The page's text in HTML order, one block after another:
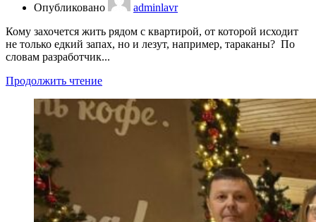
Опубликовано
adminlavr
Кому захочется жить рядом с квартирой, от которой исходит
не только едкий запах, но и лезут, например, тараканы? По
словам разработчик...
Продолжить чтение